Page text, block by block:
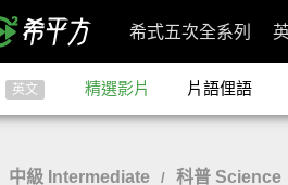
希式五次全系列
英文 精選影片 片語俚語
中級 Intermediate / 科普 Science